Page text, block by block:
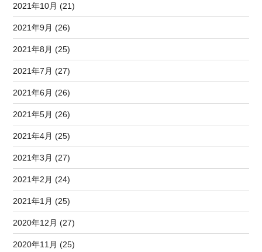
2021年10月 (21)
2021年9月 (26)
2021年8月 (25)
2021年7月 (27)
2021年6月 (26)
2021年5月 (26)
2021年4月 (25)
2021年3月 (27)
2021年2月 (24)
2021年1月 (25)
2020年12月 (27)
2020年11月 (25)